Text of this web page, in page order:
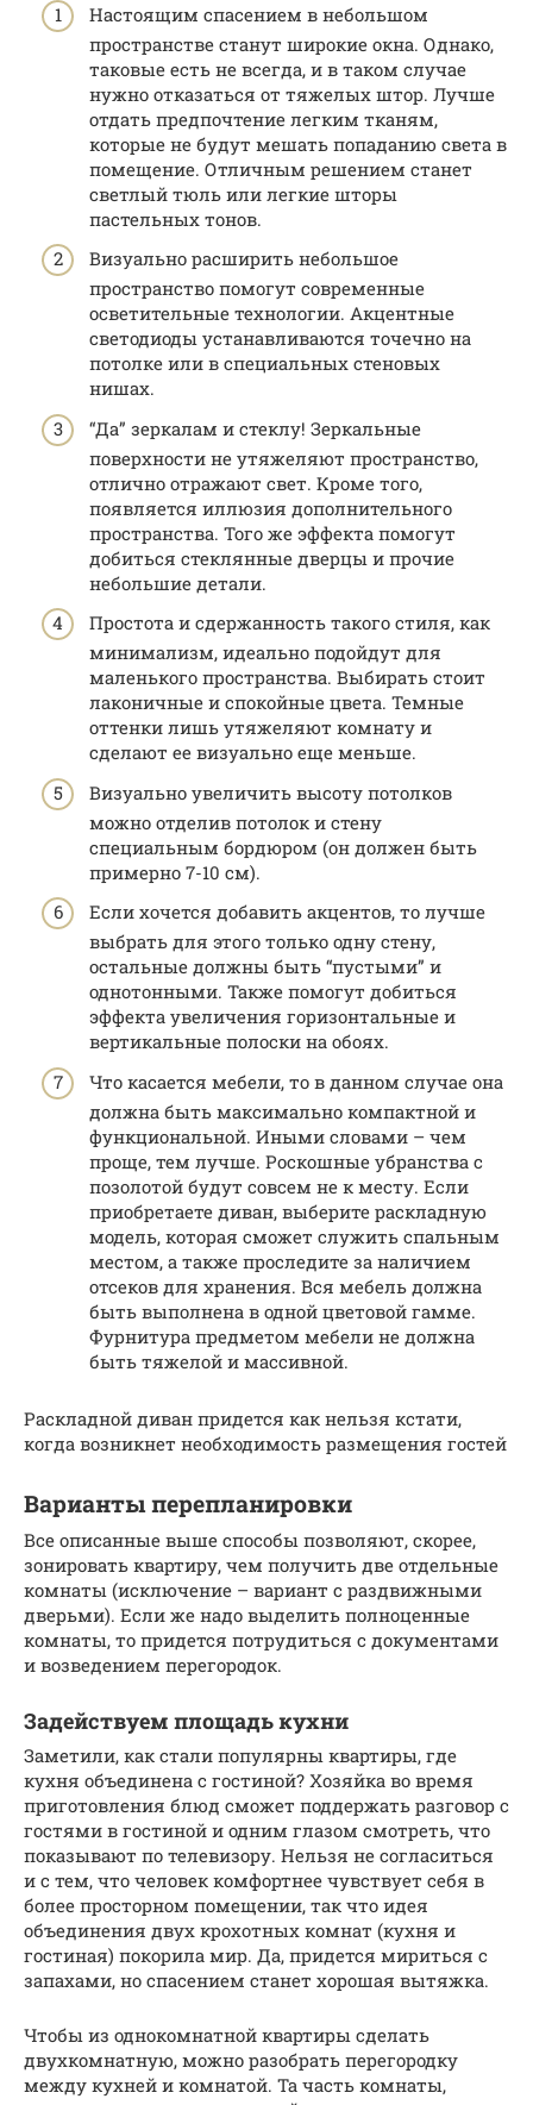
Настоящим спасением в небольшом
пространстве станут широкие окна. Однако,
таковые есть не всегда, и в таком случае
нужно отказаться от тяжелых штор. Лучше
отдать предпочтение легким тканям,
которые не будут мешать попаданию света в
помещение. Отличным решением станет
светлый тюль или легкие шторы
пастельных тонов.
Визуально расширить небольшое
пространство помогут современные
осветительные технологии. Акцентные
светодиоды устанавливаются точечно на
потолке или в специальных стеновых
нишах.
“Да” зеркалам и стеклу! Зеркальные
поверхности не утяжеляют пространство,
отлично отражают свет. Кроме того,
появляется иллюзия дополнительного
пространства. Того же эффекта помогут
добиться стеклянные дверцы и прочие
небольшие детали.
Простота и сдержанность такого стиля, как
минимализм, идеально подойдут для
маленького пространства. Выбирать стоит
лаконичные и спокойные цвета. Темные
оттенки лишь утяжеляют комнату и
сделают ее визуально еще меньше.
Визуально увеличить высоту потолков
можно отделив потолок и стену
специальным бордюром (он должен быть
примерно 7-10 см).
Если хочется добавить акцентов, то лучше
выбрать для этого только одну стену,
остальные должны быть “пустыми” и
однотонными. Также помогут добиться
эффекта увеличения горизонтальные и
вертикальные полоски на обоях.
Что касается мебели, то в данном случае она
должна быть максимально компактной и
функциональной. Иными словами – чем
проще, тем лучше. Роскошные убранства с
позолотой будут совсем не к месту. Если
приобретаете диван, выберите раскладную
модель, которая сможет служить спальным
местом, а также проследите за наличием
отсеков для хранения. Вся мебель должна
быть выполнена в одной цветовой гамме.
Фурнитура предметом мебели не должна
быть тяжелой и массивной.
Раскладной диван придется как нельзя кстати,
когда возникнет необходимость размещения гостей
Варианты перепланировки
Все описанные выше способы позволяют, скорее,
зонировать квартиру, чем получить две отдельные
комнаты (исключение – вариант с раздвижными
дверьми). Если же надо выделить полноценные
комнаты, то придется потрудиться с документами
и возведением перегородок.
Задействуем площадь кухни
Заметили, как стали популярны квартиры, где
кухня объединена с гостиной? Хозяйка во время
приготовления блюд сможет поддержать разговор с
гостями в гостиной и одним глазом смотреть, что
показывают по телевизору. Нельзя не согласиться
и с тем, что человек комфортнее чувствует себя в
более просторном помещении, так что идея
объединения двух крохотных комнат (кухня и
гостиная) покорила мир. Да, придется мириться с
запахами, но спасением станет хорошая вытяжка.
Чтобы из однокомнатной квартиры сделать
двухкомнатную, можно разобрать перегородку
между кухней и комнатой. Та часть комнаты,